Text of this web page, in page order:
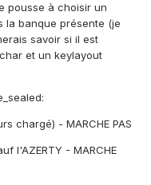
pousse à choisir un
la banque présente (je
savoir si il est
et un keylayout
chargé) - MARCHE PAS
l'AZERTY - MARCHE